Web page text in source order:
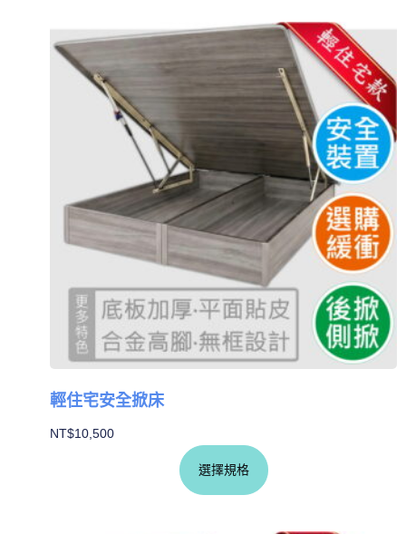
輕住宅安全掀床
NT$10,500
選擇規格